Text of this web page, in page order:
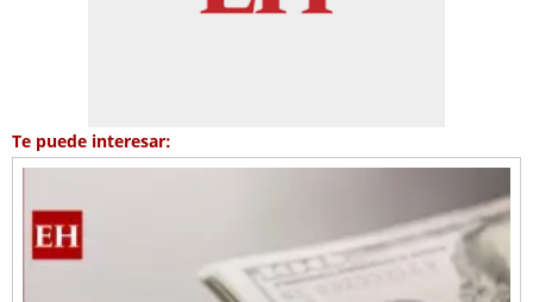
Te puede interesar: